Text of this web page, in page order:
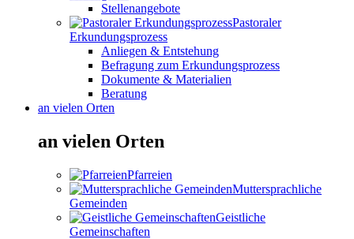
Stellenangebote
Pastoraler
Erkundungsprozess
Anliegen & Entstehung
Befragung zum Erkundungsprozess
Dokumente & Materialien
Beratung
an vielen Orten
an vielen Orten
Pfarreien
Muttersprachliche
Gemeinden
Geistliche
Gemeinschaften